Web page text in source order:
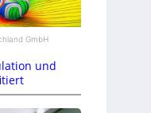
GmbH
und